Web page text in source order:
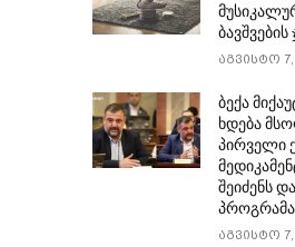
აგვისტო 7,
ბექა
ხდება
პირველი
შეიძენს
აგვისტო 7,